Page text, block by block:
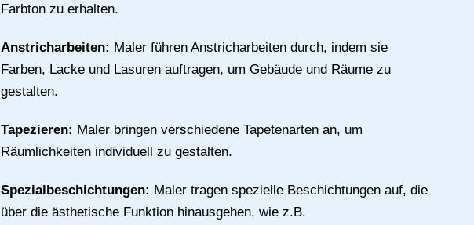
Farbton zu erhalten.
Anstricharbeiten: Maler führen Anstricharbeiten durch, indem sie
Farben, Lacke und Lasuren auftragen, um Gebäude und Räume zu
gestalten.
Tapezieren: Maler bringen verschiedene Tapetenarten an, um
Räumlichkeiten individuell zu gestalten.
Spezialbeschichtungen: Maler tragen spezielle Beschichtungen auf, die
über die ästhetische Funktion hinausgehen, wie z.B.